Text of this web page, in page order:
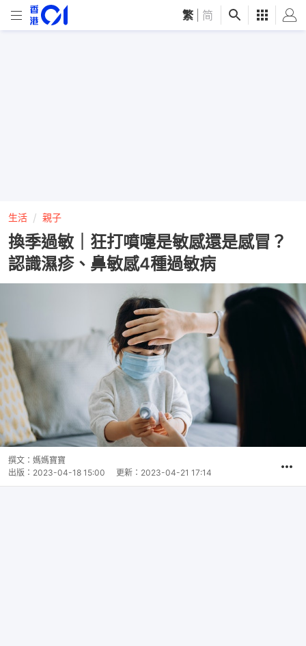
繁 简
生活 親子
換季過敏｜狂打噴嚏是敏感還是感冒？
認識濕疹、鼻敏感4種過敏病
撰文： 媽媽寶寶
出版： 2023-04-18 15:00 更新： 2023-04-21 17:14